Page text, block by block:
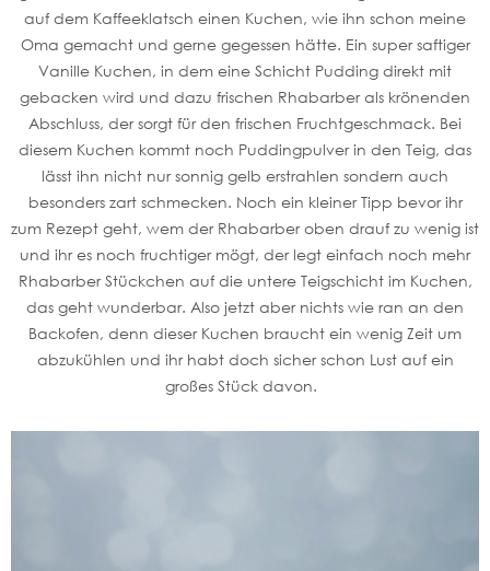
auf dem Kaffeeklatsch einen Kuchen, wie ihn schon meine
Oma gemacht und gerne gegessen hätte. Ein super saftiger
Vanille Kuchen, in dem eine Schicht Pudding direkt mit
gebacken wird und dazu frischen Rhabarber als krönenden
Abschluss, der sorgt für den frischen Fruchtgeschmack. Bei
diesem Kuchen kommt noch Puddingpulver in den Teig, das
lässt ihn nicht nur sonnig gelb erstrahlen sondern auch
besonders zart schmecken. Noch ein kleiner Tipp bevor ihr
zum Rezept geht, wem der Rhabarber oben drauf zu wenig ist
und ihr es noch fruchtiger mögt, der legt einfach noch mehr
Rhabarber Stückchen auf die untere Teigschicht im Kuchen,
das geht wunderbar. Also jetzt aber nichts wie ran an den
Backofen, denn dieser Kuchen braucht ein wenig Zeit um
abzukühlen und ihr habt doch sicher schon Lust auf ein
großes Stück davon.